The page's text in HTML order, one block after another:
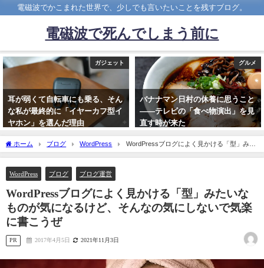
電磁波でかこまれた世界で、少しでも言いたいことを残すブログ。
電磁波で死んでしまう前に
ガジェット
耳が弱くて自転車にも乗る、そん
な私が最終的に「イヤーカフ型イ
ヤホン」を選んだ理由
グルメ
バナナマン日村の休養に思うこと
――テレビの「食べ物演出」を見
直す時が来た
ホーム ブログ WordPress
WordPressブログによく見かける「型」みた
いなものが気になるけど、そんなの気にしないで気楽に書こうぜ
WordPress ブログ ブログ運営
WordPressブログによく見かける「型」みたいな
ものが気になるけど、そんなの気にしないで気楽
に書こうぜ
PR 2017年4月5日 2021年11月3日